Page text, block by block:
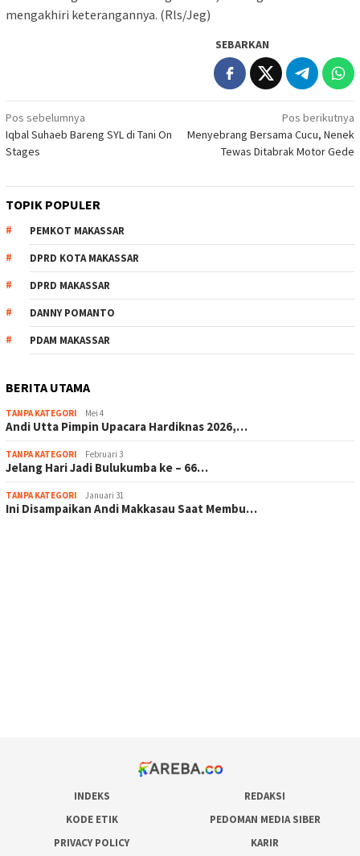
mengakhiri keterangannya. (Rls/Jeg)
SEBARKAN
Navigasi
pos
Pos sebelumnya
Iqbal Suhaeb Bareng SYL di Tani On
Stages
Pos berikutnya
Menyebrang Bersama Cucu, Nenek
Tewas Ditabrak Motor Gede
TOPIK POPULER
PEMKOT MAKASSAR
DPRD KOTA MAKASSAR
DPRD MAKASSAR
DANNY POMANTO
PDAM MAKASSAR
BERITA UTAMA
TANPA KATEGORI Mei 4
Andi Utta Pimpin Upacara Hardiknas 2026,…
TANPA KATEGORI Februari 3
Jelang Hari Jadi Bulukumba ke – 66…
TANPA KATEGORI Januari 31
Ini Disampaikan Andi Makkasau Saat Membu…
INDEKS
REDAKSI
KODE ETIK
PEDOMAN MEDIA SIBER
PRIVACY POLICY
KARIR